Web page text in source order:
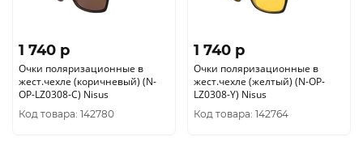
1 740 p
Очки поляризационные в
жест.чехле (коричневый) (N-
OP-LZ0308-C) Nisus
Код товара: 142780
1 740 p
Очки поляризационные в
жест.чехле (желтый) (N-OP-
LZ0308-Y) Nisus
Код товара: 142764